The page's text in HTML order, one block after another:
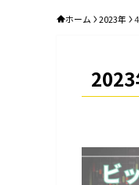
ホーム 2023年
2023